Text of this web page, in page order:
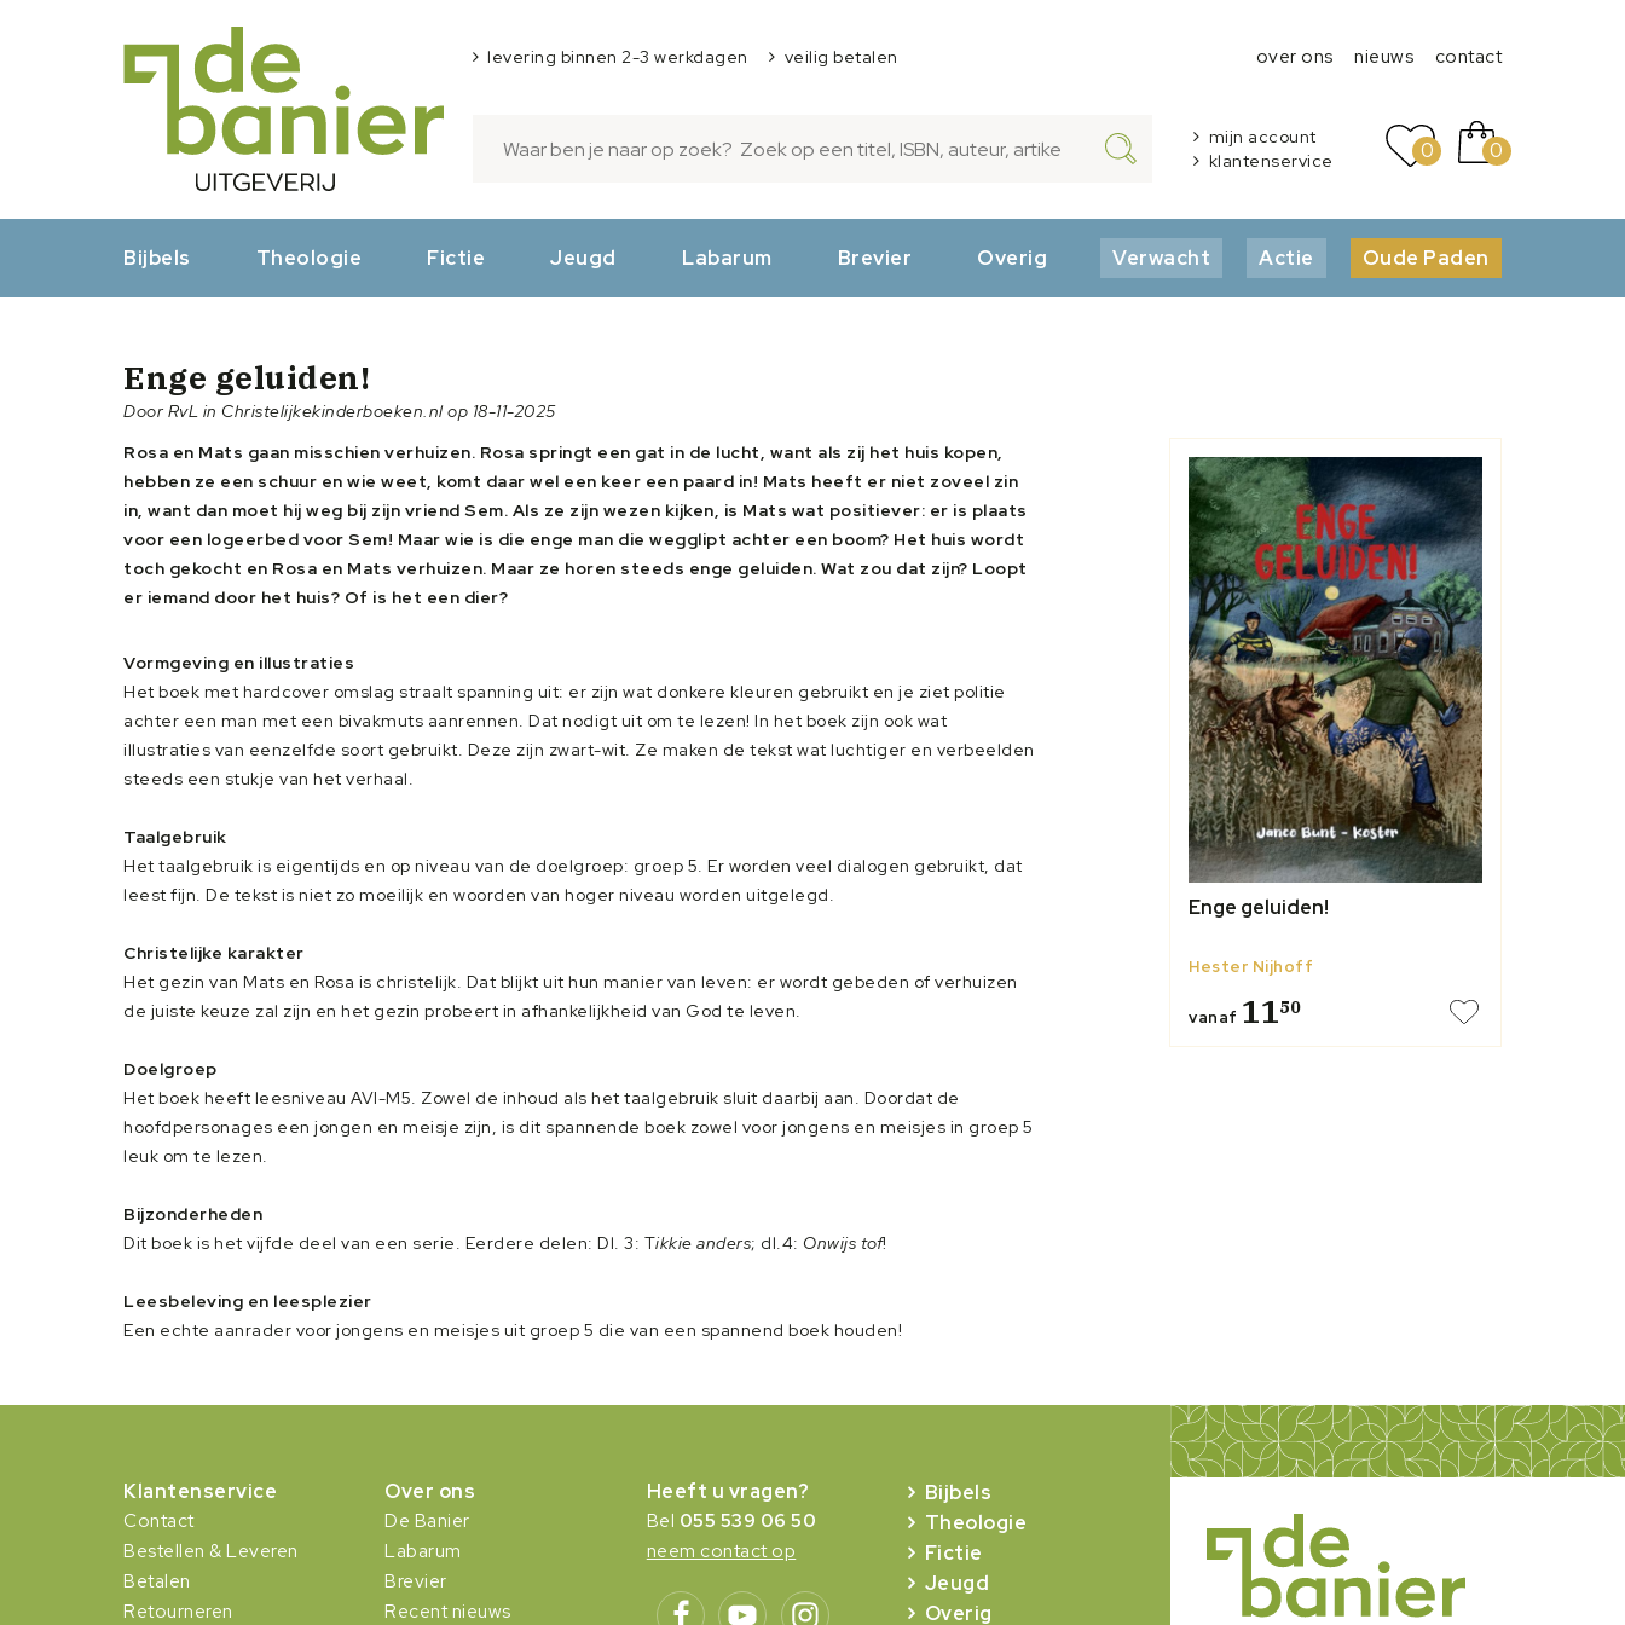
levering binnen 2-3 werkdagen veilig betalen over ons nieuws contact
mijn account
klantenservice
0 0
Bijbels Theologie Fictie Jeugd Labarum Brevier Overig Verwacht Actie Oude Paden
Enge geluiden!
Door RvL in Christelijkekinderboeken.nl op 18-11-2025
Rosa en Mats gaan misschien verhuizen. Rosa springt een gat in de lucht, want als zij het huis kopen,
hebben ze een schuur en wie weet, komt daar wel een keer een paard in! Mats heeft er niet zoveel zin
in, want dan moet hij weg bij zijn vriend Sem. Als ze zijn wezen kijken, is Mats wat positiever: er is plaats
voor een logeerbed voor Sem! Maar wie is die enge man die wegglipt achter een boom? Het huis wordt
toch gekocht en Rosa en Mats verhuizen. Maar ze horen steeds enge geluiden. Wat zou dat zijn? Loopt
er iemand door het huis? Of is het een dier?
Vormgeving en illustraties
Het boek met hardcover omslag straalt spanning uit: er zijn wat donkere kleuren gebruikt en je ziet politie
achter een man met een bivakmuts aanrennen. Dat nodigt uit om te lezen! In het boek zijn ook wat
illustraties van eenzelfde soort gebruikt. Deze zijn zwart-wit. Ze maken de tekst wat luchtiger en verbeelden
steeds een stukje van het verhaal.
Taalgebruik
Het taalgebruik is eigentijds en op niveau van de doelgroep: groep 5. Er worden veel dialogen gebruikt, dat
leest fijn. De tekst is niet zo moeilijk en woorden van hoger niveau worden uitgelegd.
Christelijke karakter
Het gezin van Mats en Rosa is christelijk. Dat blijkt uit hun manier van leven: er wordt gebeden of verhuizen
de juiste keuze zal zijn en het gezin probeert in afhankelijkheid van God te leven.
Doelgroep
Het boek heeft leesniveau AVI-M5. Zowel de inhoud als het taalgebruik sluit daarbij aan. Doordat de
hoofdpersonages een jongen en meisje zijn, is dit spannende boek zowel voor jongens en meisjes in groep 5
leuk om te lezen.
Bijzonderheden
Dit boek is het vijfde deel van een serie. Eerdere delen: Dl. 3: Tikkie anders; dl.4: Onwijs tof!
Leesbeleving en leesplezier
Een echte aanrader voor jongens en meisjes uit groep 5 die van een spannend boek houden!
Enge geluiden!
Hester Nijhoff
vanaf 1150
Klantenservice
Contact
Bestellen & Leveren
Betalen
Retourneren
Over ons
De Banier
Labarum
Brevier
Recent nieuws
Heeft u vragen?
Bel 055 539 06 50
neem contact op
Bijbels
Theologie
Fictie
Jeugd
Overig